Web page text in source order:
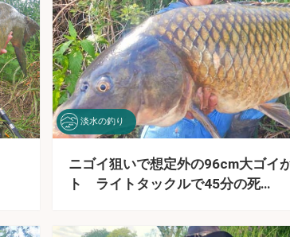
淡水の釣り
ニゴイ狙いで想定外の96cm大ゴイ
ト ライトタックルで45分の死…